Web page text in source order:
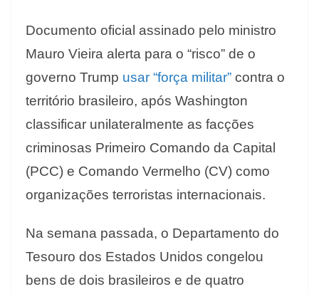
Documento oficial assinado pelo ministro
Mauro Vieira alerta para o “risco” de o
governo Trump usar “força militar” contra o
território brasileiro, após Washington
classificar unilateralmente as facções
criminosas Primeiro Comando da Capital
(PCC) e Comando Vermelho (CV) como
organizações terroristas internacionais.
Na semana passada, o Departamento do
Tesouro dos Estados Unidos congelou
bens de dois brasileiros e de quatro